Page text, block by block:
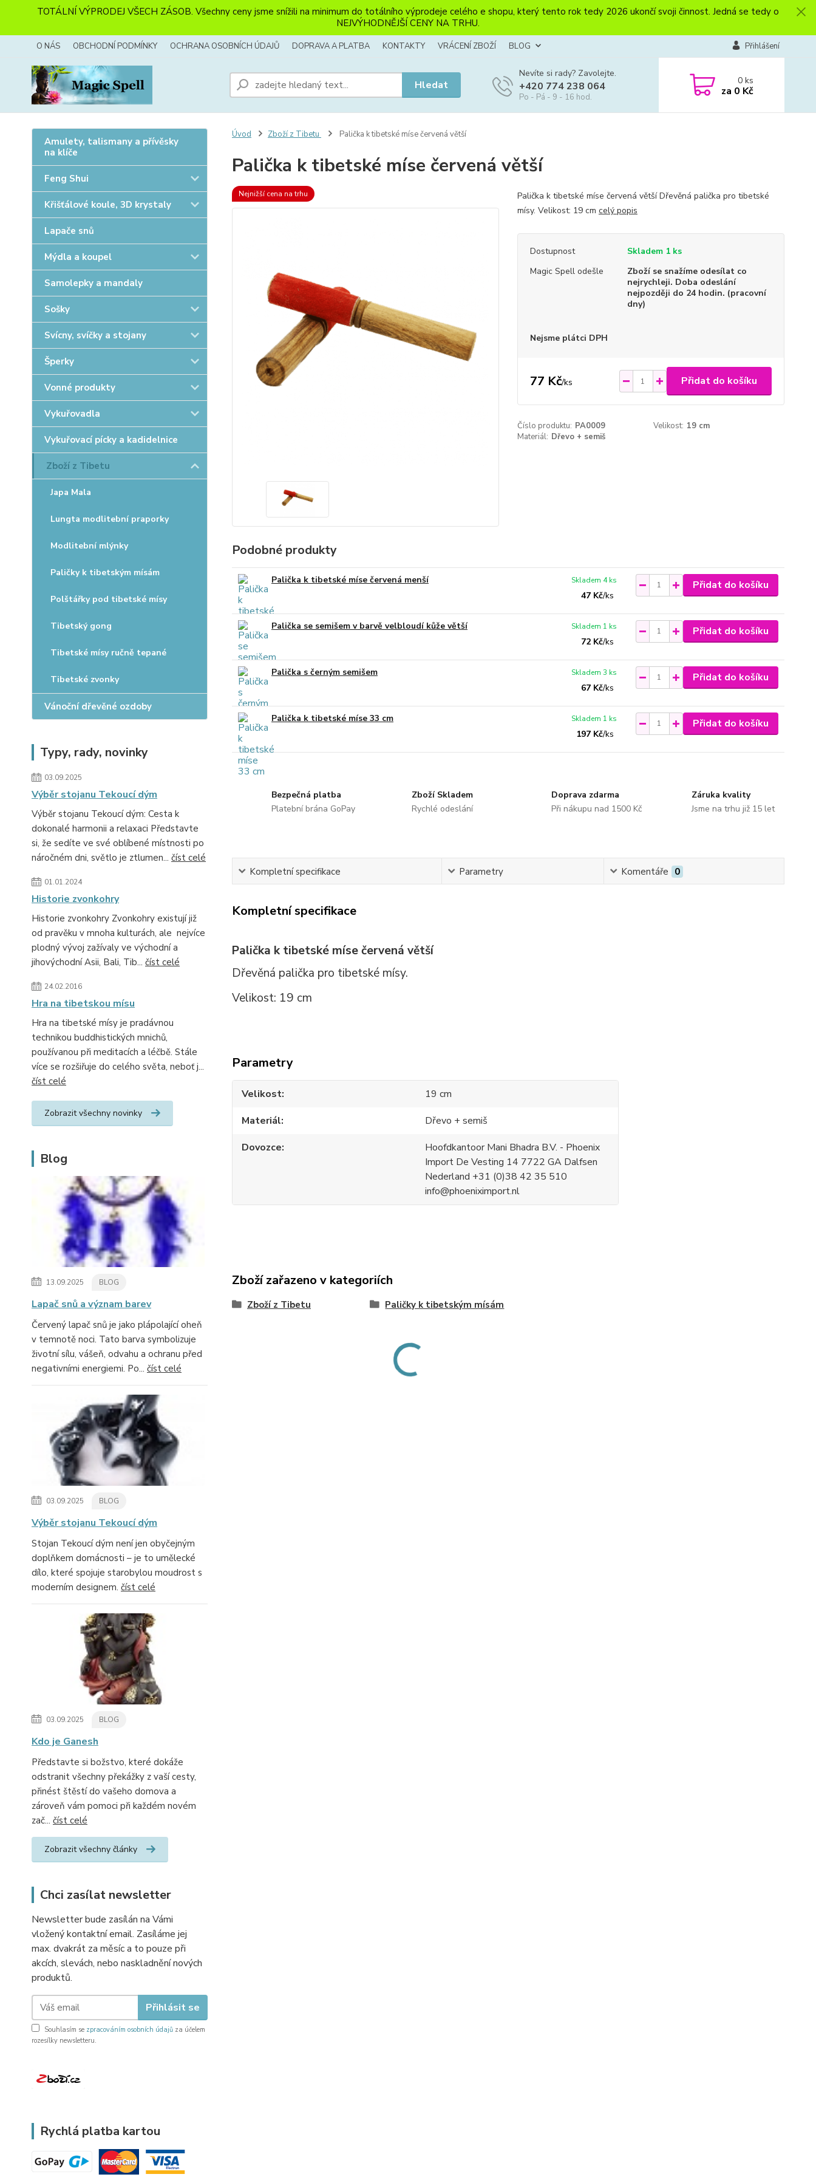
TOTÁLNÍ VÝPRODEJ VŠECH ZÁSOB. Všechny ceny jsme snížili na minimum do totálního výprodeje celého e shopu, který tento rok tedy 2026 ukončí svoji činnost. Jedná se tedy o
NEJVÝHODNĚJŠÍ CENY NA TRHU.
O NÁS OBCHODNÍ PODMÍNKY OCHRANA OSOBNÍCH ÚDAJŮ DOPRAVA A PLATBA KONTAKTY VRÁCENÍ ZBOŽÍ BLOG Přihlášení
Hledat
Nevíte si rady? Zavolejte.
+420 774 238 064
Po - Pá - 9 - 16 hod.
0ks
za 0 Kč
Amulety, talismany a přívěsky
na klíče
Feng Shui
Křišťálové koule, 3D krystaly
Lapače snů
Mýdla a koupel
Samolepky a mandaly
Sošky
Svícny, svíčky a stojany
Šperky
Vonné produkty
Vykuřovadla
Vykuřovací pícky a kadidelnice
Zboží z Tibetu
Japa Mala
Lungta modlitební praporky
Modlitební mlýnky
Paličky k tibetským mísám
Polštářky pod tibetské mísy
Tibetský gong
Tibetské mísy ručně tepané
Tibetské zvonky
Vánoční dřevěné ozdoby
Typy, rady, novinky
03.09.2025
Výběr stojanu Tekoucí dým
Výběr stojanu Tekoucí dým: Cesta k
dokonalé harmonii a relaxaci Představte
si, že sedíte ve své oblíbené místnosti po
náročném dni, světlo je ztlumen... číst celé
01.01.2024
Historie zvonkohry
Historie zvonkohry Zvonkohry existují již
od pravěku v mnoha kulturách, ale nejvíce
plodný vývoj zažívaly ve východní a
jihovýchodní Asii, Bali, Tib... číst celé
24.02.2016
Hra na tibetskou mísu
Hra na tibetské mísy je pradávnou
technikou buddhistických mnichů,
používanou při meditacích a léčbě. Stále
více se rozšiřuje do celého světa, neboť j...
číst celé
Zobrazit všechny novinky
Blog
13.09.2025 BLOG
Lapač snů a význam barev
Červený lapač snů je jako plápolající oheň
v temnotě noci. Tato barva symbolizuje
životní sílu, vášeň, odvahu a ochranu před
negativními energiemi. Po... číst celé
03.09.2025 BLOG
Výběr stojanu Tekoucí dým
Stojan Tekoucí dým není jen obyčejným
doplňkem domácnosti – je to umělecké
dílo, které spojuje starobylou moudrost s
moderním designem. číst celé
03.09.2025 BLOG
Kdo je Ganesh
Představte si božstvo, které dokáže
odstranit všechny překážky z vaší cesty,
přinést štěstí do vašeho domova a
zároveň vám pomoci při každém novém
zač... číst celé
Zobrazit všechny články
Chci zasílat newsletter
Newsletter bude zasílán na Vámi
vložený kontaktní email. Zasíláme jej
max. dvakrát za měsíc a to pouze při
akcích, slevách, nebo naskladnění nových
produktů.
Přihlásit se
Souhlasím se zpracováním osobních údajů za účelem
rozesílky newsletteru.
Rychlá platba kartou
Úvod Zboží z Tibetu Palička k tibetské míse červená větší
Palička k tibetské míse červená větší
Nejnižší cena na trhu
Palička k tibetské míse červená větší Dřevěná palička pro tibetské
mísy. Velikost: 19 cm celý popis
Dostupnost
Skladem 1 ks
Magic Spell odešle
Zboží se snažíme odesílat co
nejrychleji. Doba odeslání
nejpozději do 24 hodin. (pracovní
dny)
Nejsme plátci DPH
77 Kč/ks Přidat do košíku
Číslo produktu: PA0009 Velikost: 19 cm
Materiál: Dřevo + semiš
Podobné produkty
Palička k tibetské míse červená menší
47 Kč/ks
Skladem 4 ks Přidat do košíku
Palička se semišem v barvě velbloudí kůže větší
72 Kč/ks
Skladem 1 ks Přidat do košíku
Palička s černým semišem
67 Kč/ks
Skladem 3 ks Přidat do košíku
Palička k tibetské míse 33 cm
197 Kč/ks
Skladem 1 ks Přidat do košíku
Bezpečná platba
Platební brána GoPay
Zboží Skladem
Rychlé odeslání
Doprava zdarma
Při nákupu nad 1500 Kč
Záruka kvality
Jsme na trhu již 15 let
Kompletní specifikace Parametry Komentáře 0
Kompletní specifikace
Palička k tibetské míse červená větší
Dřevěná palička pro tibetské mísy.
Velikost: 19 cm
Parametry
Velikost
19 cm
Materiál
Dřevo + semiš
Dovozce
Hoofdkantoor Mani Bhadra B.V. - Phoenix
Import De Vesting 14 7722 GA Dalfsen
Nederland +31 (0)38 42 35 510
info@phoeniximport.nl
Zboží zařazeno v kategoriích
Zboží z Tibetu Paličky k tibetským mísám